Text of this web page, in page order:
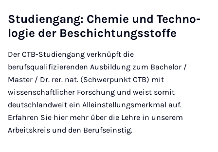
Stu­dien­gang: Che­mie und Tech­no­
lo­gie der Be­schich­tungs­stof­fe
Der CTB-Studiengang verknüpft die
berufsqualifizierenden Ausbildung zum Bachelor /
Master / Dr. rer. nat. (Schwerpunkt CTB) mit
wissenschaftlicher Forschung und weist somit
deutschlandweit ein Alleinstellungsmerkmal auf.
Erfahren Sie hier mehr über die Lehre in unserem
Arbeitskreis und den Berufseinstig.